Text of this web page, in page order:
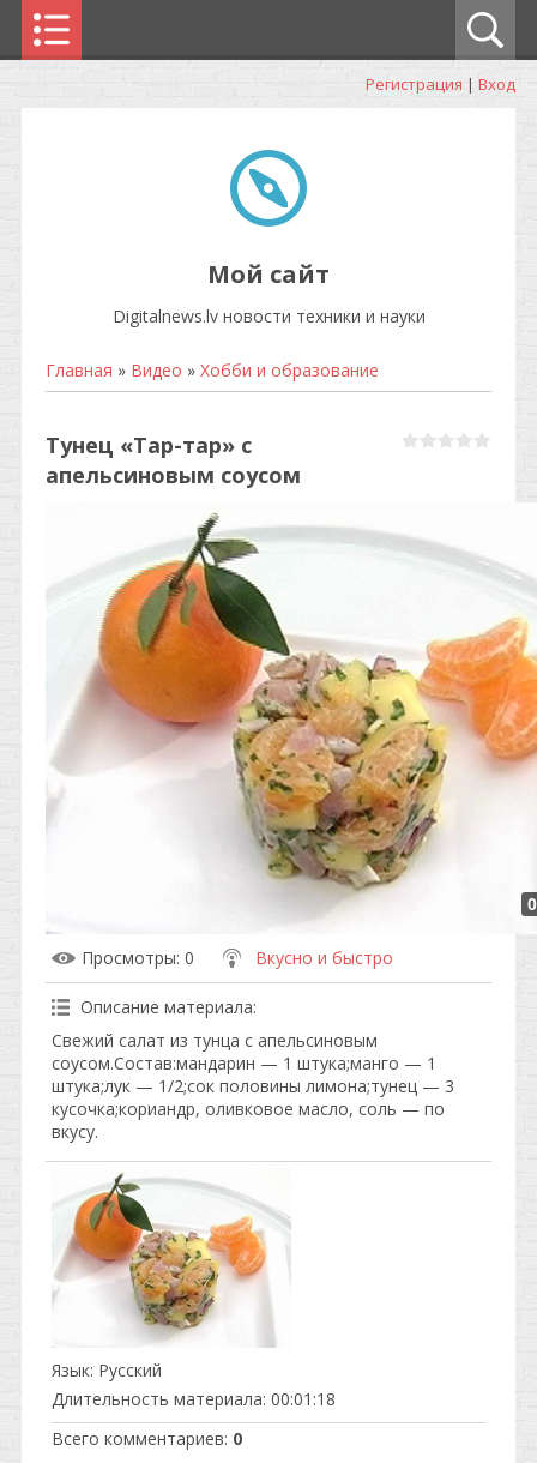
Регистрация | Вход
Мой сайт
Digitalnews.lv новости техники и науки
Главная » Видео » Хобби и образование
Тунец «Тар-тар» с
апельсиновым соусом
Просмотры: 0 Вкусно и быстро
Описание материала:
Свежий салат из тунца с апельсиновым
соусом.Состав:мандарин — 1 штука;манго — 1
штука;лук — 1/2;сок половины лимона;тунец — 3
кусочка;кориандр, оливковое масло, соль — по
вкусу.
Язык: Русский
Длительность материала: 00:01:18
Всего комментариев: 0